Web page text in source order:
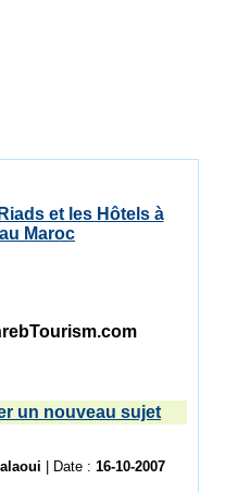
et les Hôtels à
Maroc
un nouveau sujet
| Date : 16-10-2007